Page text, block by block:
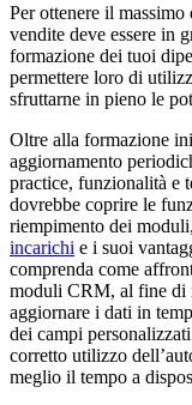
Per ottenere il
vendite deve essere in
formazione dei tuoi
permettere loro di
sfruttarne in pieno le
Oltre alla formazione
aggiornamento
practice, funzionalità e
dovrebbe coprire le
riempimento dei
incarichi e i suoi
comprenda come
moduli CRM, al fine di
aggiornare i dati in
dei campi
corretto utilizzo
meglio il tempo a